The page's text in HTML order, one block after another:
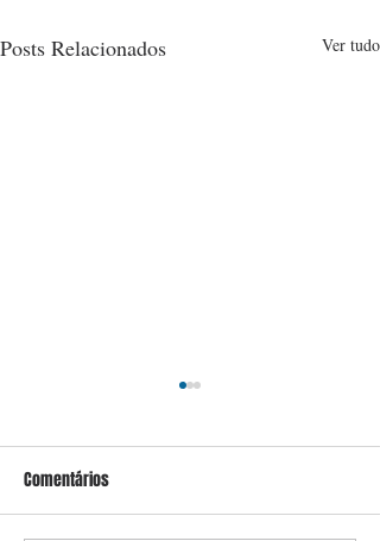
Posts Relacionados Ver tudo
Comentários